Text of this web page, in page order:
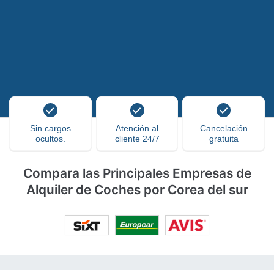
Sin cargos
ocultos.
Atención al
cliente 24/7
Cancelación
gratuita
Compara las Principales Empresas de
Alquiler de Coches por Corea del sur